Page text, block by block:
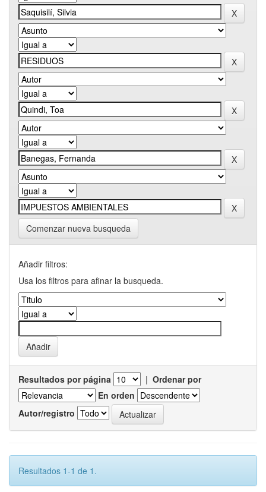
Comenzar nueva busqueda
Añadir filtros:
Usa los filtros para afinar la busqueda.
Resultados por página | Ordenar por
En orden
Autor/registro
Resultados 1-1 de 1.